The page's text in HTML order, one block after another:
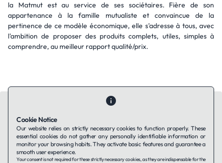
la Matmut est au service de ses sociétaires. Fière de son
appartenance à la famille mutualiste et convaincue de la
pertinence de ce modèle économique, elle s'adresse à tous, avec
l'ambition de proposer des produits complets, utiles, simples à
comprendre, au meilleur rapport qualité/prix.
Contact UsAbout UsCompanies using TAFFinPrivacy Policy
Terms of Service
Cookie Notice
Our website relies on strictly necessary cookies to function properly. These
essential cookies do not gather any personally identifiable information or
monitor your browsing habits. They activate basic features and guarantee a
smooth user experience.
Your consent is not required for these strictly necessary cookies, as they are indispensable for the